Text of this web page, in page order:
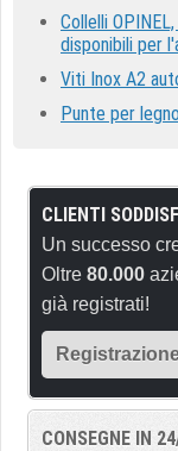
Collelli
disponibili per
Viti Inox A2
Punte per
CLIENTI
Un successo
Oltre 80.000
già registrati!
CONSEGNE IN